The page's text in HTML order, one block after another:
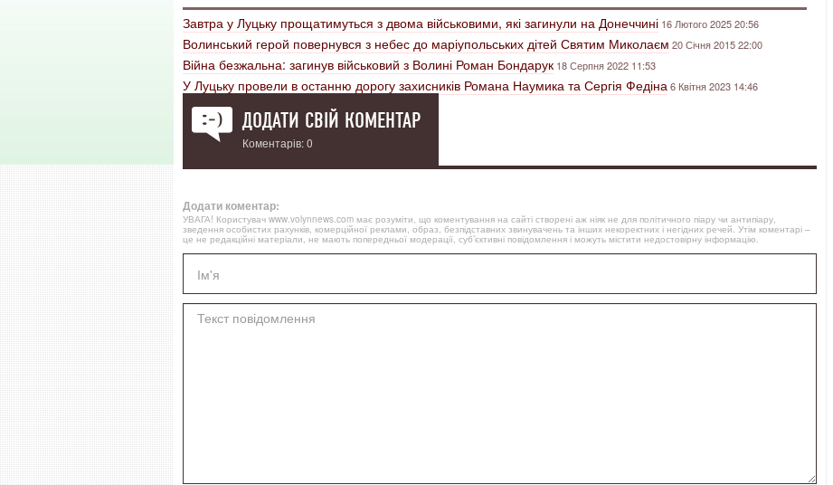
Завтра у Луцьку прощатимуться з двома військовими, які загинули на Донеччині 16 Лютого 2025 20:56
Волинський герой повернувся з небес до маріупольських дітей Святим Миколаєм 20 Січня 2015 22:00
Війна безжальна: загинув військовий з Волині Роман Бондарук 18 Серпня 2022 11:53
У Луцьку провели в останню дорогу захисників Романа Наумика та Сергія Федіна6 Квітня 2023 14:46
ДОДАТИ СВІЙ КОМЕНТАР
Коментарів: 0
Додати коментар:
УВАГА! Користувач www.volynnews.com має розуміти, що коментування на сайті створені аж ніяк не для політичного піару чи антипіару,
зведення особистих рахунків, комерційної реклами, образ, безпідставних звинувачень та інших некоректних і негідних речей. Утім коментарі –
це не редакційні матеріали, не мають попередньої модерації, суб’єктивні повідомлення і можуть містити недостовірну інформацію.